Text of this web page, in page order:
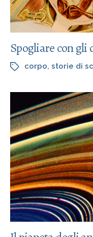
Spogliare con gli
corpo, storie di